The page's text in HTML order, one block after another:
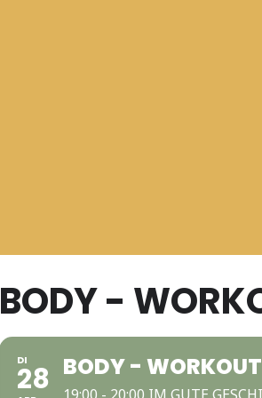
BODY -
DI
28 BODY - WORKOUT